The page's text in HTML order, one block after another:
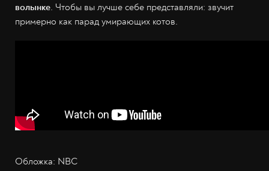
волынке. Чтобы вы лучше себе представляли: звучит
примерно как парад умирающих котов.
Обложка: NBC